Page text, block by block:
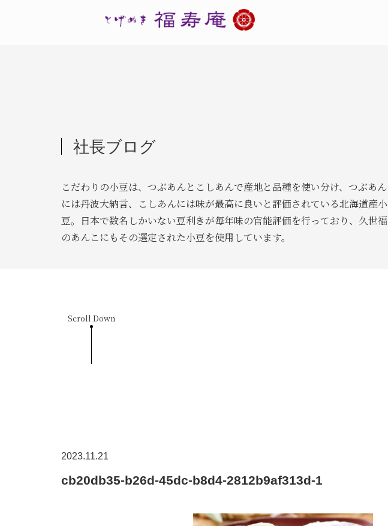
社長ブログ
こだわりの小豆は、つぶあんとこしあんで産地と品種を使い分け、つぶあん
には丹波大納言、こしあんには味が最高に良いと評価されている北海道産小
豆。日本で数名しかいない豆利きが毎年味の官能評価を行っており、久世福
のあんこにもその選定された小豆を使用しています。
Scroll Down
2023.11.21
cb20db35-b26d-45dc-b8d4-2812b9af313d-1